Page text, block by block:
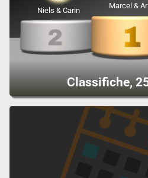
Classifiche,
Marcel &
Niels & Carin